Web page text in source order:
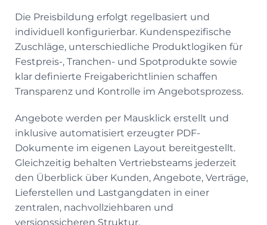
Die Preisbildung erfolgt regelbasiert und
individuell konfigurierbar. Kundenspezifische
Zuschläge, unterschiedliche Produktlogiken für
Festpreis-, Tranchen- und Spotprodukte sowie
klar definierte Freigaberichtlinien schaffen
Transparenz und Kontrolle im Angebotsprozess.
Angebote werden per Mausklick erstellt und
inklusive automatisiert erzeugter PDF-
Dokumente im eigenen Layout bereitgestellt.
Gleichzeitig behalten Vertriebsteams jederzeit
den Überblick über Kunden, Angebote, Verträge,
Lieferstellen und Lastgangdaten in einer
zentralen, nachvollziehbaren und
versionssicheren Struktur.